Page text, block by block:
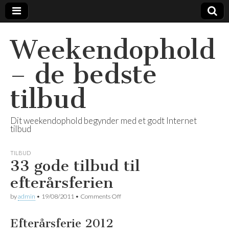
Weekendophold
– de bedste
tilbud
Dit weekendophold begynder med et godt Internet
tilbud
TILBUD
33 gode tilbud til
efterårsferien
byadmin • 19/08/2011 • Comments Off
Efterårsferie 2012